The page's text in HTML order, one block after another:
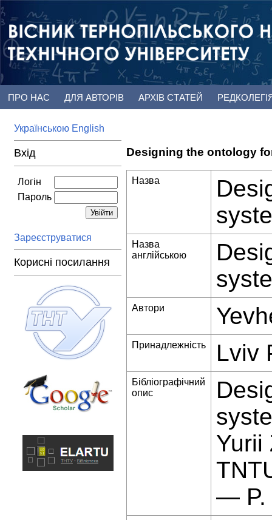
ПРО НАС ДЛЯ АВТОРІВ АРХІВ СТАТЕЙ
Українською English
Вхід
Логін
Пароль
Зареєструватися
Корисні посилання
Designing the ontology
Назва
Назва
англійською
Автори
Принадлежність Lviv
Бібліографічний
опис
Yurii
— P.